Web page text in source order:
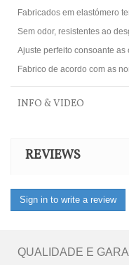
Fabricados em elastómero
Sem odor, resistentes ao
Ajuste perfeito consoante
Fabrico de acordo com as
INFO & VIDEO
REVIEWS
Sign in to write a review
QUALIDADE E